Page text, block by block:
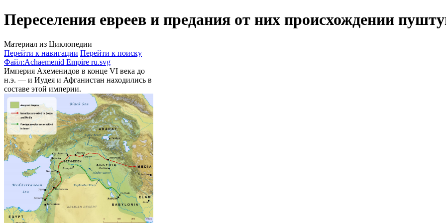
Переселения евреев и предания от них происхождении
Материал из Циклопедии
Перейти к навигации Перейти к поиску
Файл:Achaemenid Empire ru.svg
Империя Ахеменидов в конце VI века до
н.э. — и Иудея и Афганистан находились в
составе этой империи.